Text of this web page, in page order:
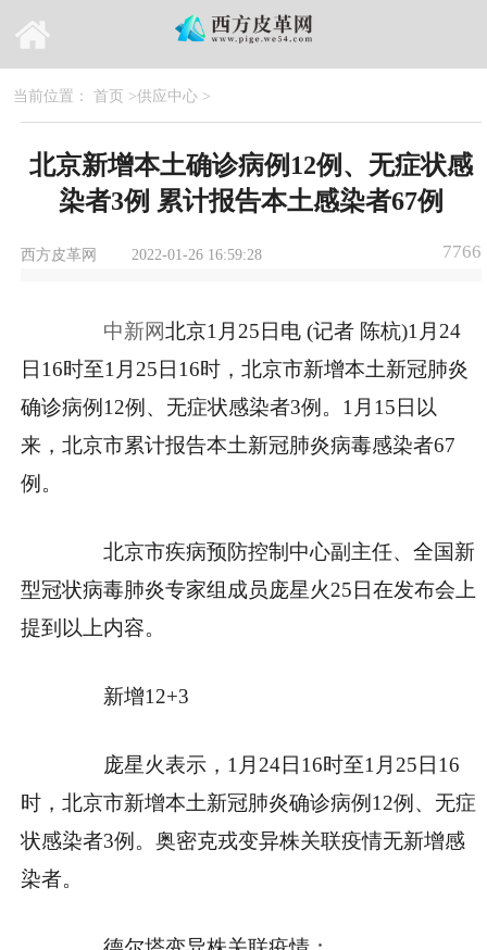
当前位置： 首页 >供应中心>
北京新增本土确诊病例12例、无症状感
染者3例 累计报告本土感染者67例
西方皮革网 2022-01-26 16:59:28 7766
中新网北京1月25日电 (记者 陈杭)1月24
日16时至1月25日16时，北京市新增本土新冠肺炎
确诊病例12例、无症状感染者3例。1月15日以
来，北京市累计报告本土新冠肺炎病毒感染者67
例。
北京市疾病预防控制中心副主任、全国新
型冠状病毒肺炎专家组成员庞星火25日在发布会上
提到以上内容。
新增12+3
庞星火表示，1月24日16时至1月25日16
时，北京市新增本土新冠肺炎确诊病例12例、无症
状感染者3例。奥密克戎变异株关联疫情无新增感
染者。